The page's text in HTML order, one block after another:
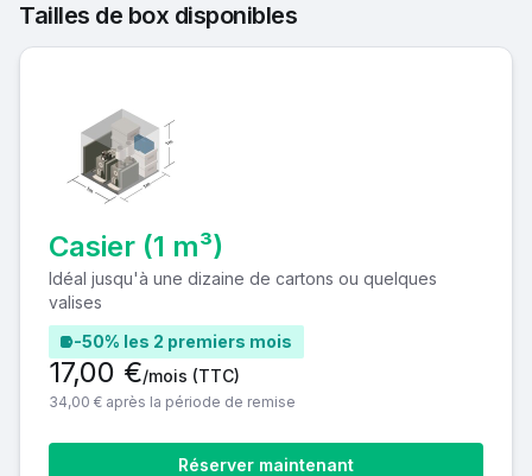
Tailles de box disponibles
Casier (1 m³)
Idéal jusqu'à une dizaine de cartons ou quelques
valises
-50% les 2 premiers mois
Réserver maintenant
17,00 €/mois (TTC)
34,00 € après la période de remise